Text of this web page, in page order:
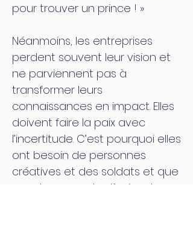
pour trouver un prince ! »
Néanmoins, les entreprises
perdent souvent leur vision et
ne parviennent pas à
transformer leurs
connaissances en impact. Elles
doivent faire la paix avec
l’incertitude. C’est pourquoi elles
ont besoin de personnes
créatives et des soldats et que
ces deux mondes là vivent en